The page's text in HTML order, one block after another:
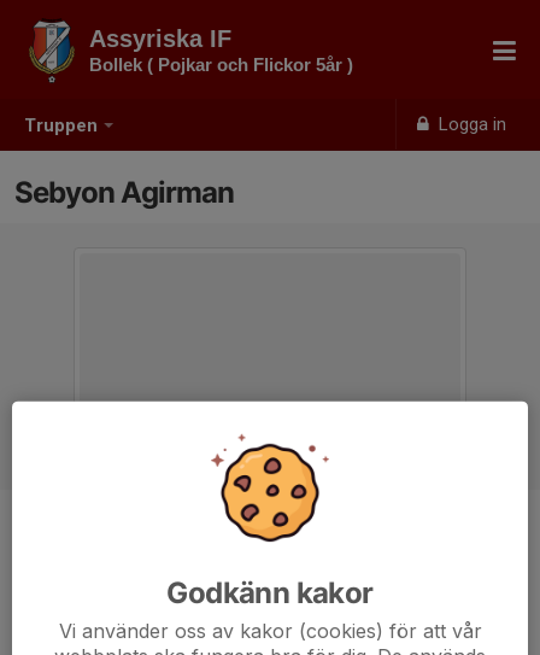
Truppen Logga in
Assyriska IF
Bollek ( Pojkar och Flickor 5år )
Sebyon Agirman
Godkänn kakor
Vi använder oss av kakor (cookies) för att vår